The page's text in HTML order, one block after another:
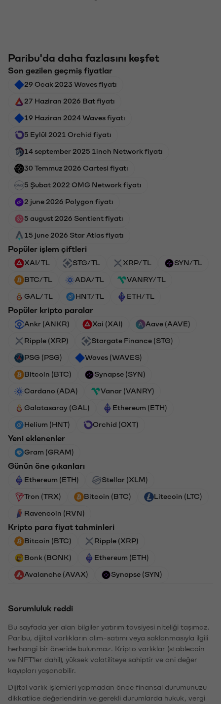
Paribu'da daha fazlasını keşfet
Son gezilen geçmiş fiyatlar
29 Ocak 2023 Waves fiyatı
27 Haziran 2026 Bat fiyatı
19 Haziran 2024 Waves fiyatı
5 Eylül 2021 Orchid fiyatı
14 september 2025 1inch Network fiyatı
30 Temmuz 2026 Cartesi fiyatı
5 Şubat 2022 OMG Network fiyatı
2 june 2026 Polygon fiyatı
5 august 2026 Sentient fiyatı
15 june 2026 Star Atlas fiyatı
Popüler işlem çiftleri
XAI/TL STG/TL XRP/TL SYN/TL
BTC/TL ADA/TL VANRY/TL
GAL/TL HNT/TL ETH/TL
Popüler kripto paralar
Ankr (ANKR) Xai (XAI) Aave (AAVE)
Ripple (XRP) Stargate Finance (STG)
PSG (PSG) Waves (WAVES)
Bitcoin (BTC) Synapse (SYN)
Cardano (ADA) Vanar (VANRY)
Galatasaray (GAL) Ethereum (ETH)
Helium (HNT) Orchid (OXT)
Yeni eklenenler
Gram (GRAM)
Günün öne çıkanları
Ethereum (ETH) Stellar (XLM)
Tron (TRX) Bitcoin (BTC) Litecoin (LTC)
Ravencoin (RVN)
Kripto para fiyat tahminleri
Bitcoin (BTC) Ripple (XRP)
Bonk (BONK) Ethereum (ETH)
Avalanche (AVAX) Synapse (SYN)
Sorumluluk reddi
Bu sayfada yer alan bilgiler yatırım tavsiyesi niteliği taşımaz.
Paribu, dijital varlıkların alım-satımı veya saklanmasıyla ilgili
herhangi bir öneride bulunmaz. Kripto varlıklar (stablecoin
ve NFT'ler dahil), yüksek volatiliteye sahiptir ve ani değer
kayıpları yaşanabilir.
Dijital varlık işlemleri yapmadan önce finansal durumunuzu
dikkatlice değerlendirin ve gerekli durumlarda hukuk, vergi